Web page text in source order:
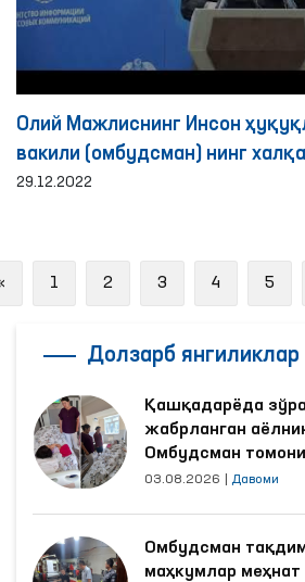
Олий Мажлиснинг Инсон
вакили (омбудсман) нинг
йўналишидаги фаолияти
29.12.2022
Previous
1 2 3 4 5
Долзарб янгиликлар
Қашқадарёда
жабрланган
Омбудсман
03.08.2026 Давоми
Омбудсман
маҳкумлар меҳнат